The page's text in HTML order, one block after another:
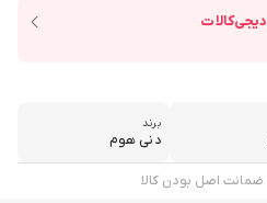
برند
دنی هوم
ضمانت اصل بودن کالا